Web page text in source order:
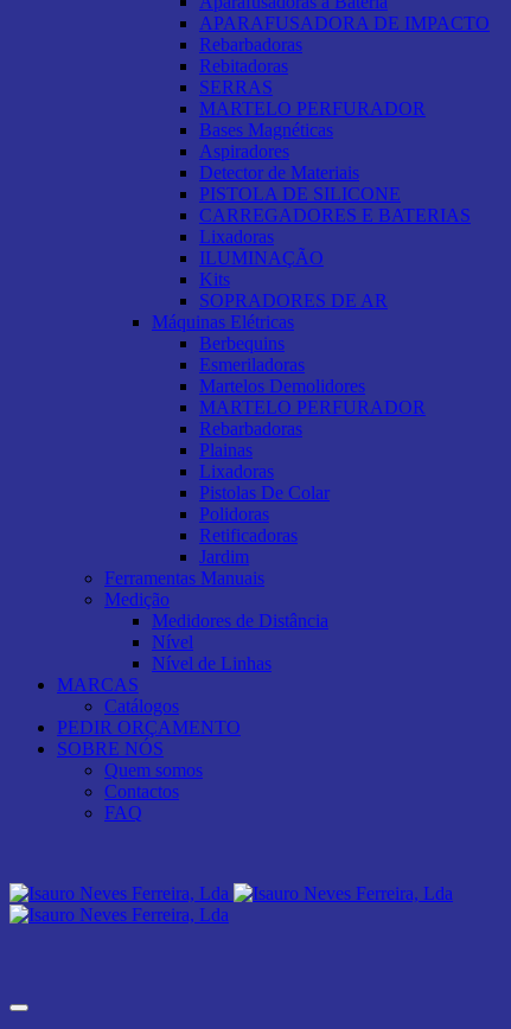
APARAFUSADORA DE IMPACTO
Rebarbadoras
Rebitadoras
SERRAS
MARTELO PERFURADOR
Bases Magnéticas
Aspiradores
Detector de Materiais
PISTOLA DE SILICONE
CARREGADORES E BATERIAS
Lixadoras
ILUMINAÇÃO
Kits
SOPRADORES DE AR
Máquinas Elétricas
Berbequins
Esmeriladoras
Martelos Demolidores
MARTELO PERFURADOR
Rebarbadoras
Plainas
Lixadoras
Pistolas De Colar
Polidoras
Retificadoras
Jardim
Ferramentas Manuais
Medição
Medidores de Distância
Nível
Nível de Linhas
MARCAS
Catálogos
PEDIR ORÇAMENTO
SOBRE NÓS
Quem somos
Contactos
FAQ